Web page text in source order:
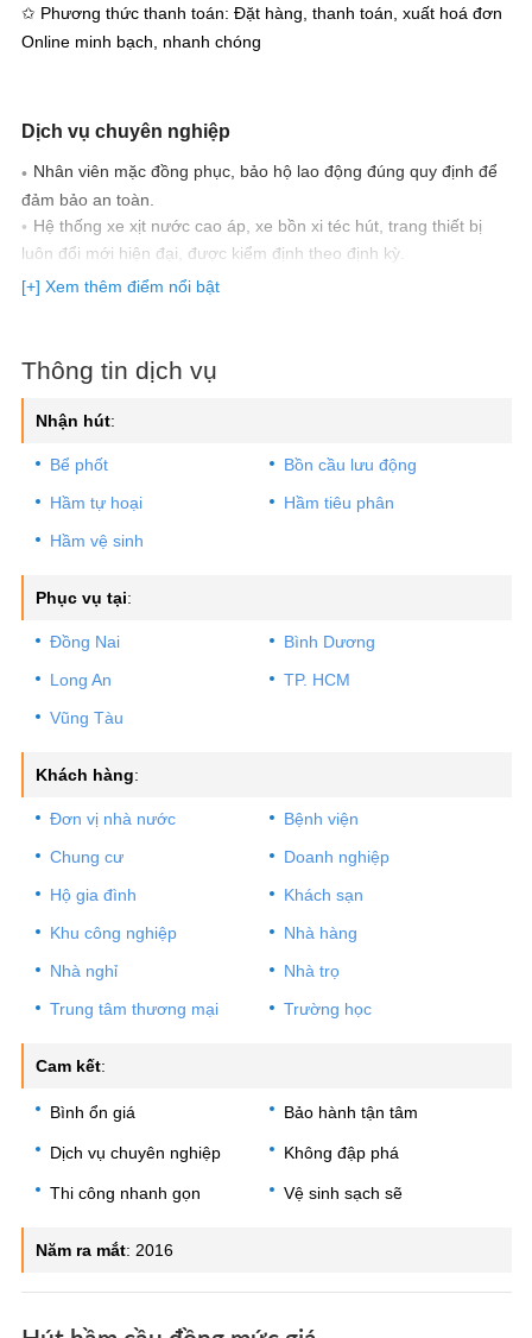
✩ Phương thức thanh toán: Đặt hàng, thanh toán, xuất hoá đơn
Online minh bạch, nhanh chóng
Dịch vụ chuyên nghiệp
Nhân viên mặc đồng phục, bảo hộ lao động đúng quy định để
đảm bảo an toàn.
Hệ thống xe xịt nước cao áp, xe bồn xi téc hút, trang thiết bị
luôn đổi mới hiện đại, được kiểm định theo định kỳ.
Xử lý nhanh gọn, vệ sinh sạch sẽ những vị trí đã làm việc sau
nhanh và tiện lợi).
100% đơn giá dịch vụ đã bao gồm VAT.
Hỗ trợ thanh toán tiền mặt, chuyển khoản, Visa, Momo,
QrCode khi thuê dịch vụ.
Cam kết đúng giá không vẽ vời.
[+] Xem thêm điểm nổi bật
Thông tin dịch vụ
Nhận hút:
Bể phốt
Bồn cầu lưu động
Hầm tự hoại
Hầm tiêu phân
Hầm vệ sinh
Phục vụ tại:
Đồng Nai
Bình Dương
Long An
TP. HCM
Vũng Tàu
Khách hàng:
Đơn vị nhà nước
Bệnh viện
Chung cư
Doanh nghiệp
Hộ gia đình
Khách sạn
Khu công nghiệp
Nhà hàng
Nhà nghỉ
Nhà trọ
Trung tâm thương mại
Trường học
Cam kết:
Bình ổn giá Bảo hành tận tâm
Dịch vụ chuyên nghiệp Không đập phá
Thi công nhanh gọn Vệ sinh sạch sẽ
Năm ra mắt: 2016